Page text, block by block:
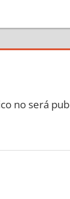
no será